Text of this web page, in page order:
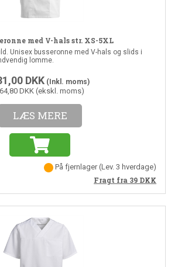
med V-hals str. XS-5XL
Unisex busseronne med V-hals og slids i
lomme.
DKK(Inkl. moms)
DKK (ekskl. moms)
LÆS MERE
På fjernlager(Lev. 3 hverdage)
Fragt fra 39 DKK